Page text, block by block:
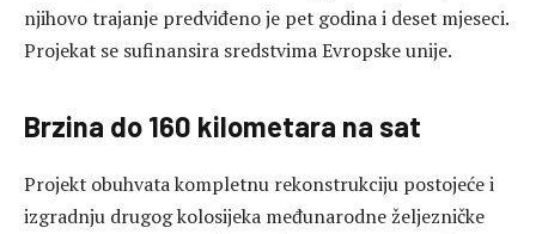
njihovo trajanje predviđeno je pet godina i deset mjeseci.
Projekat se sufinansira sredstvima Evropske unije.
Brzina do 160 kilometara na sat
Projekt obuhvata kompletnu rekonstrukciju postojeće i
izgradnju drugog kolosijeka međunarodne željezničke